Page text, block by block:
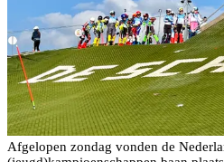
Afgelopen zondag vonden de